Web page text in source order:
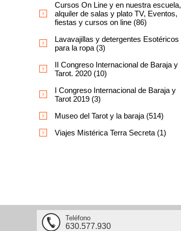
Cursos On Line y en nuestra escuela,
alquiler de salas y plato TV, Eventos,
fiestas y cursos on line (86)
Lavavajillas y detergentes Esotéricos
para la ropa (3)
II Congreso Internacional de Baraja y
Tarot. 2020 (10)
I Congreso Internacional de Baraja y
Tarot 2019 (3)
Museo del Tarot y la baraja (514)
Viajes Mistérica Terra Secreta (1)
Teléfono
630.577.930